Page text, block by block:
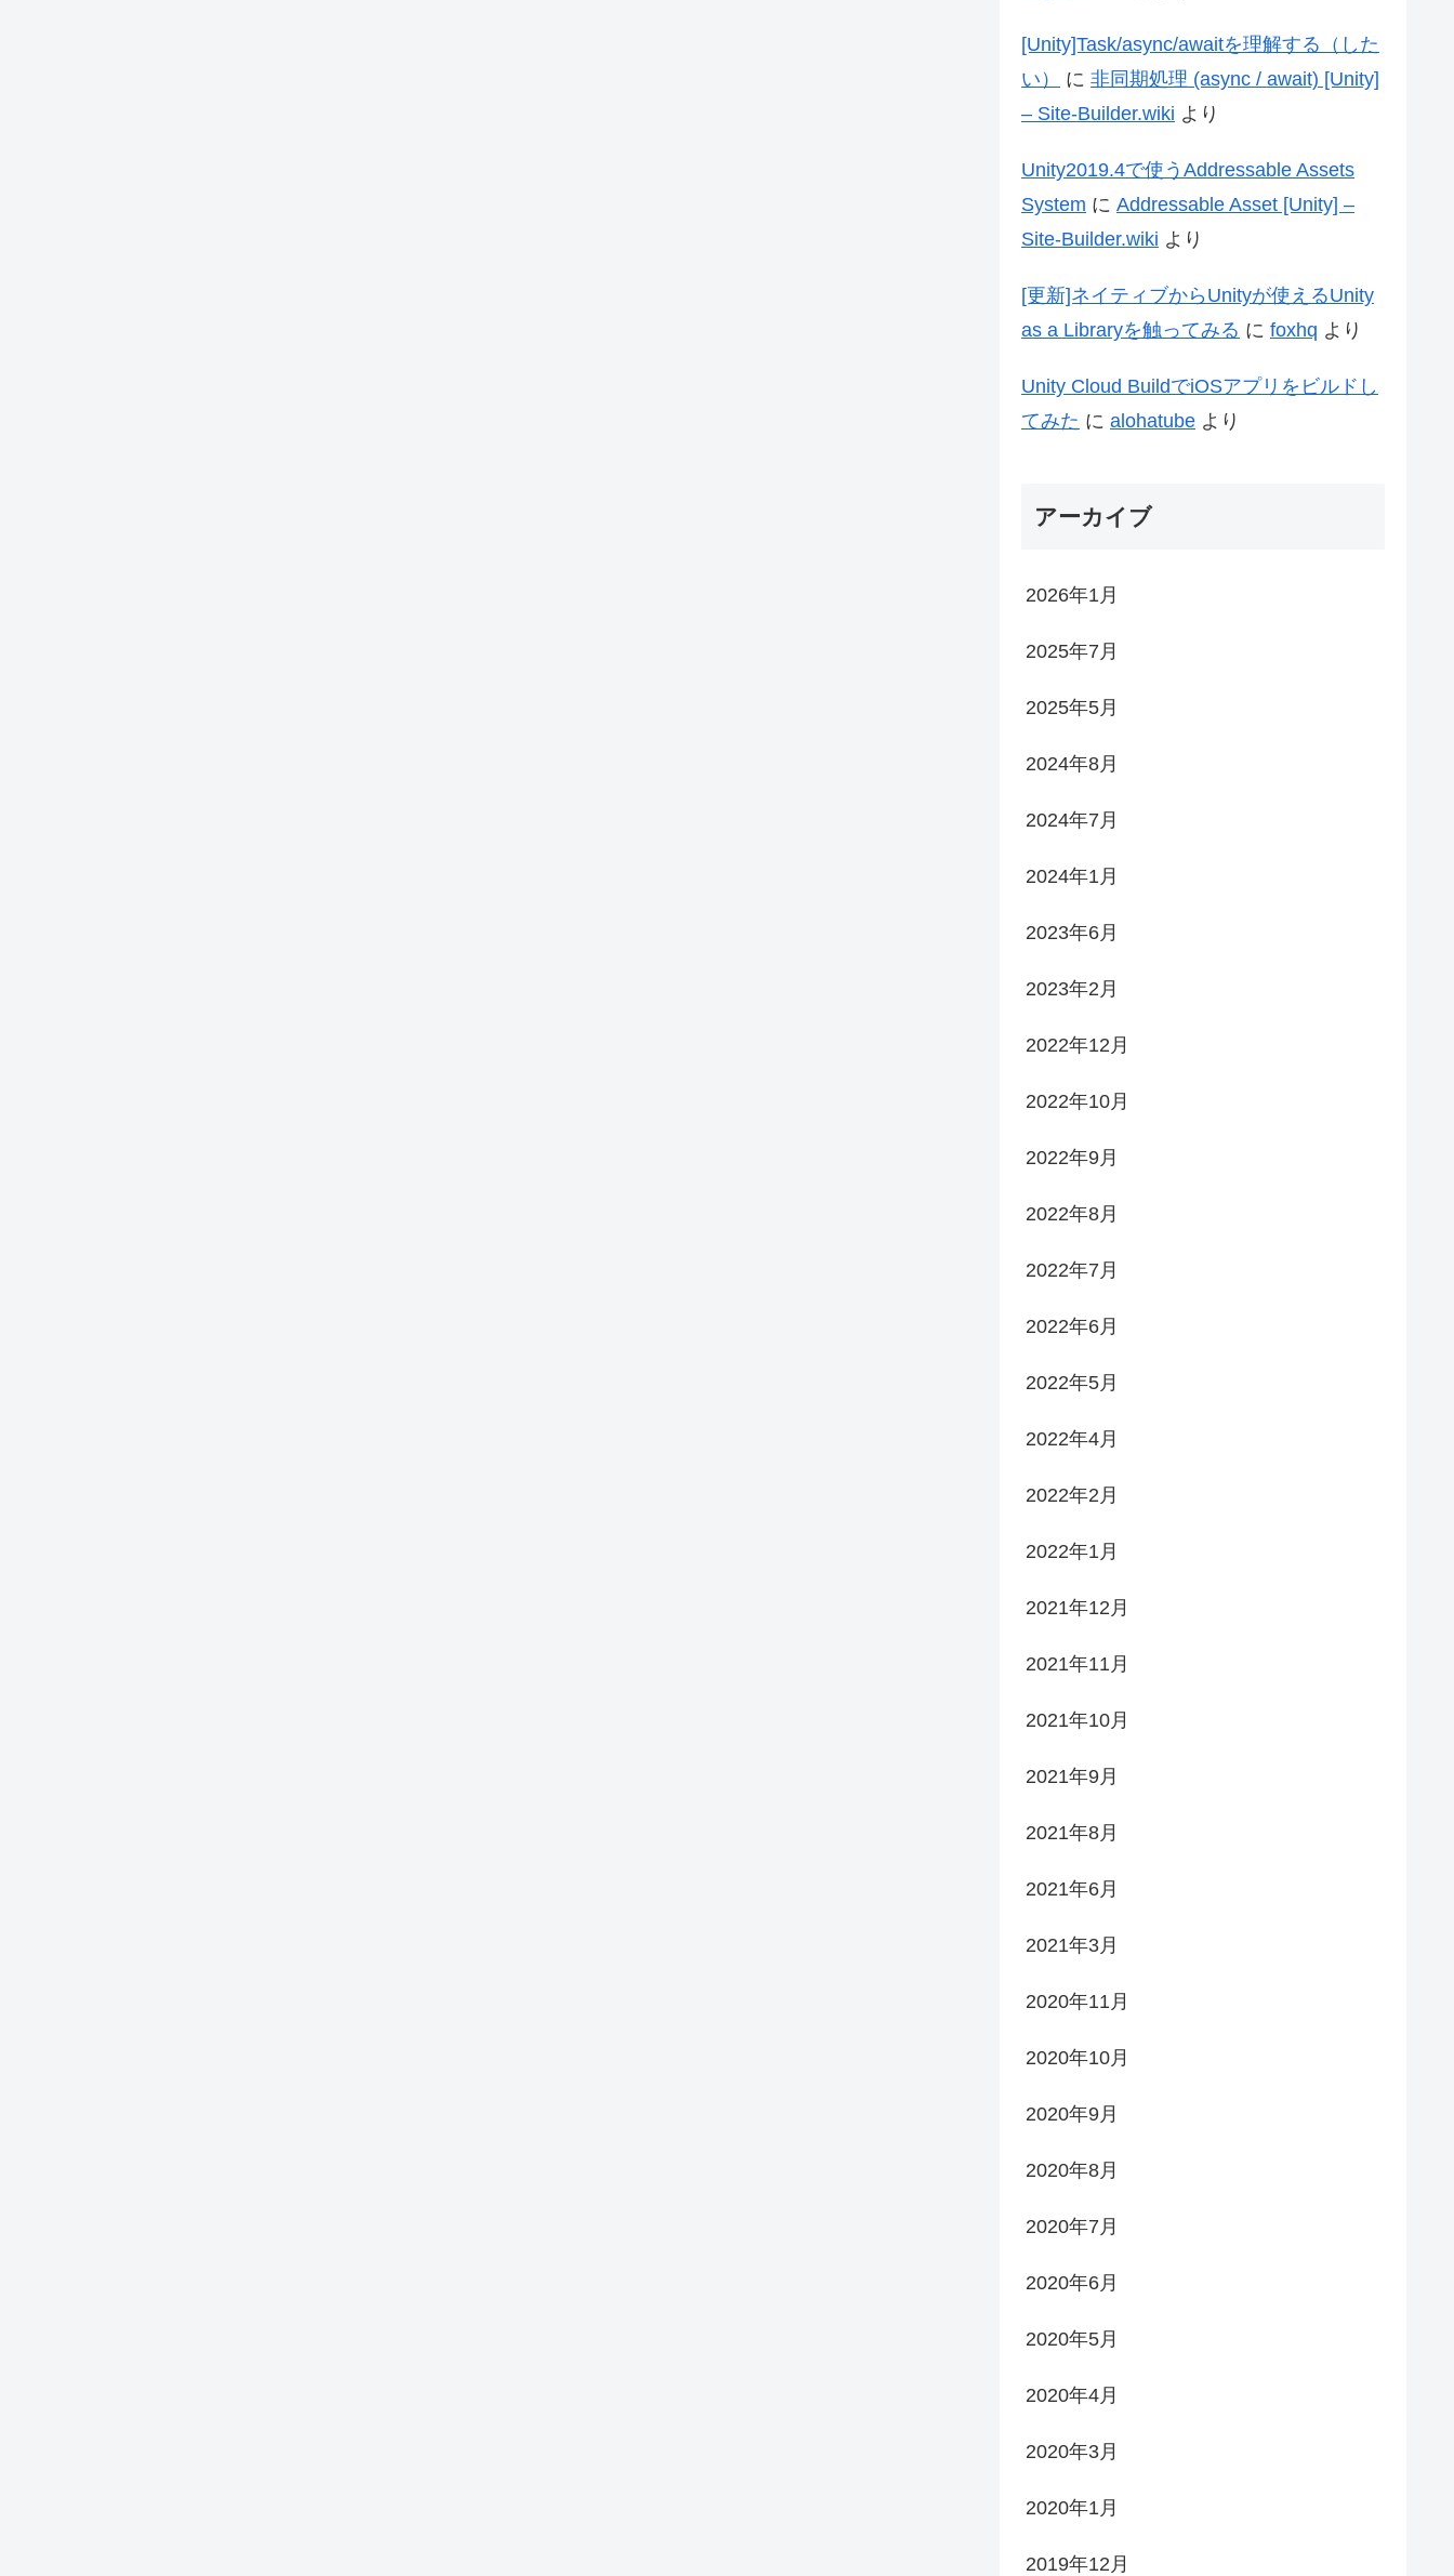
[Unity]Task/async/awaitを理解する（した
い）
に 非同期処理 (async / await) [Unity]
– Site-Builder.wiki より
Unity2019.4で使うAddressable Assets
System に Addressable Asset [Unity] –
Site-Builder.wiki より
[更新]ネイティブからUnityが使えるUnity
as a Libraryを触ってみる に foxhq より
Unity Cloud BuildでiOSアプリをビルドし
てみた に alohatube より
アーカイブ
2026年1月
2025年7月
2025年5月
2024年8月
2024年7月
2024年1月
2023年6月
2023年2月
2022年12月
2022年10月
2022年9月
2022年8月
2022年7月
2022年6月
2022年5月
2022年4月
2022年2月
2022年1月
2021年12月
2021年11月
2021年10月
2021年9月
2021年8月
2021年6月
2021年3月
2020年11月
2020年10月
2020年9月
2020年8月
2020年7月
2020年6月
2020年5月
2020年4月
2020年3月
2020年1月
2019年12月